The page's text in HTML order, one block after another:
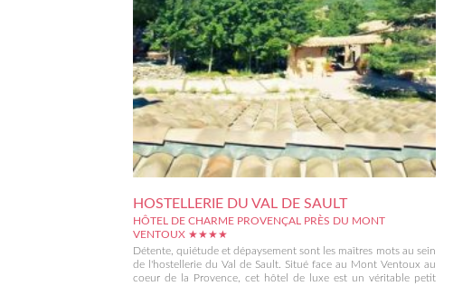
HOSTELLERIE DU VAL DE SAULT
HÔTEL DE CHARME PROVENÇAL PRÈS DU MONT
VENTOUX ★★★★
Détente, quiétude et dépaysement sont les maîtres mots au sein
de l'hostellerie du Val de Sault. Situé face au Mont Ventoux au
coeur de la Provence, cet hôtel de luxe est un véritable petit